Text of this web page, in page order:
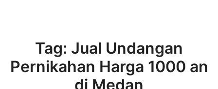
Tag: Jual Undangan
Pernikahan Harga 1000 an
di Medan